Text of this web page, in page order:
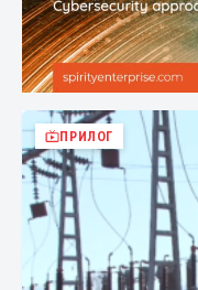
ПРИЛОГ